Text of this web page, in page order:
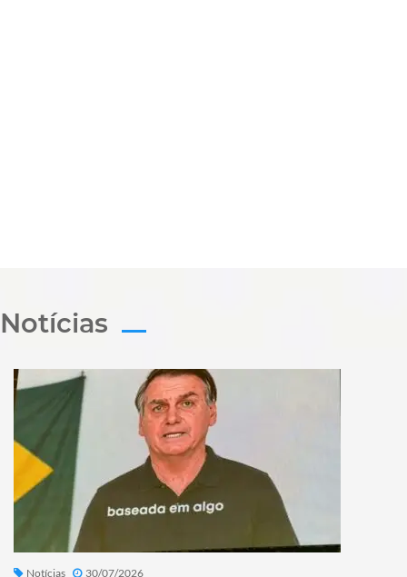
Notícias
Notícias 30/07/2026